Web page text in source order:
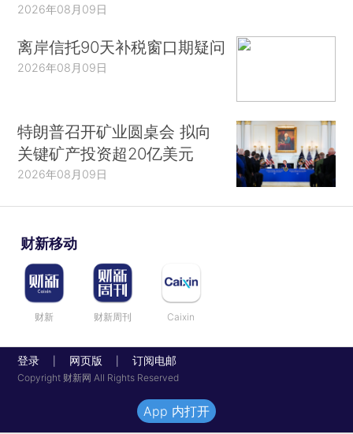
2026年08月09日
离岸信托90天补税窗口期疑问
2026年08月09日
特朗普召开矿业圆桌会 拟向
关键矿产投资超20亿美元
2026年08月09日
财新移动
财新 财新周刊 Caixin
登录 网页版 订阅电邮
Copyright 财新网 All Rights Reserved
App 内打开